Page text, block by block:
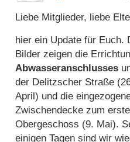
Liebe Mitglieder, liebe
hier ein Update für Euch.
Bilder zeigen die
Ab­wasser­an­schlus­ses
der De­litz­scher Straße
April) und die
Zwischen­decke zum
Ober­ge­schoss (9. Mai).
einigen Tagen sind wir